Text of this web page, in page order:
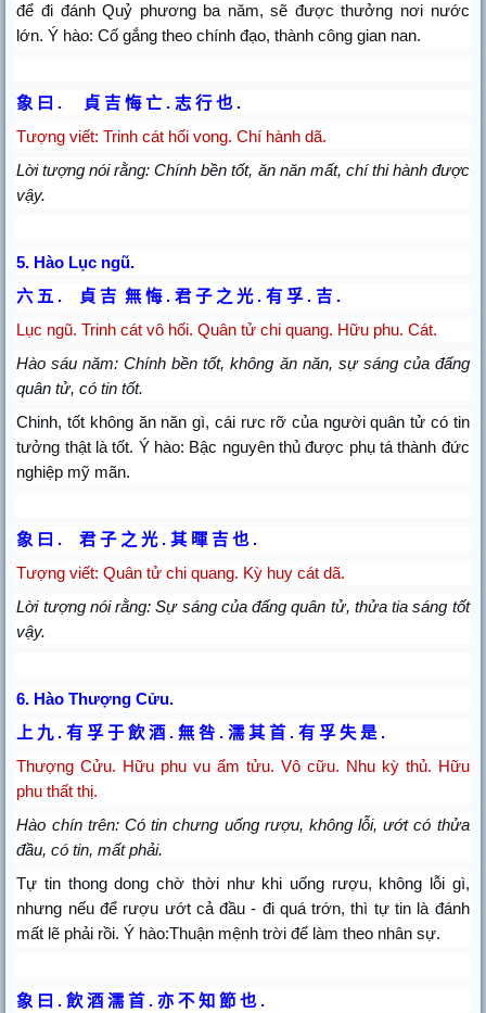
để đi đánh Quỷ phương ba năm, sẽ được thưởng nơi nước
lớn. Ý hào: Cố gắng theo chính đạo, thành công gian nan.
象 曰 . 貞 吉 悔 亡 . 志 行 也 .
Tượng viết: Trinh cát hối vong. Chí hành dã.
Lời tượng nói rằng: Chính bền tốt, ăn năn mất, chí thi hành được
vậy.
5. Hào Lục ngũ.
六 五 . 貞 吉 無 悔 . 君 子 之 光 . 有 孚 . 吉 .
Lục ngũ. Trinh cát vô hối. Quân tử chi quang. Hữu phu. Cát.
Hào sáu năm: Chính bền tốt, không ăn năn, sự sáng của đấng
quân tử, có tin tốt.
Chinh, tốt không ăn năn gì, cái rưc rỡ của người quân tử có tin
tưởng thật là tốt. Ý hào: Bậc nguyên thủ được phụ tá thành đức
nghiệp mỹ mãn.
象 曰 . 君 子 之 光 . 其 暉 吉 也 .
Tượng viết: Quân tử chi quang. Kỳ huy cát dã.
Lời tượng nói rằng: Sự sáng của đấng quân tử, thửa tia sáng tốt
vậy.
6. Hào Thượng Cửu.
上 九 . 有 孚 于 飲 酒 . 無 咎 . 濡 其 首 . 有 孚 失 是 .
Thượng Cửu. Hữu phu vu ẩm tửu. Vô cữu. Nhu kỳ thủ. Hữu
phu thất thị.
Hào chín trên: Có tin chưng uống rượu, không lỗi, ướt có thửa
đầu, có tin, mất phải.
Tự tin thong dong chờ thời như khi uống rượu, không lỗi gì,
nhưng nếu để rượu ướt cả đầu - đi quá trớn, thì tự tin là đánh
mất lẽ phải rồi. Ý hào:Thuận mệnh trời để làm theo nhân sự.
象 曰 . 飲 酒 濡 首 . 亦 不 知 節 也 .